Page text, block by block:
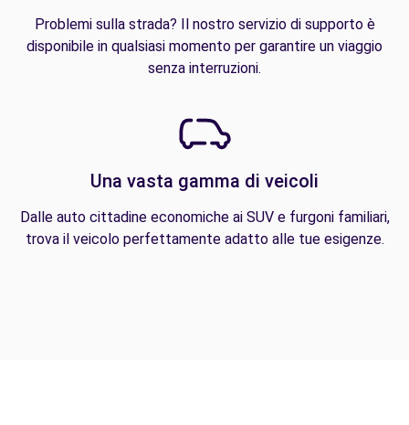
Problemi sulla strada? Il nostro servizio di supporto è
disponibile in qualsiasi momento per garantire un viaggio
senza interruzioni.
Una vasta gamma di veicoli
Dalle auto cittadine economiche ai SUV e furgoni familiari,
trova il veicolo perfettamente adatto alle tue esigenze.